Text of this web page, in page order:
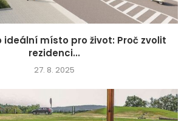
ideální místo pro život: Proč zvolit
rezidenci...
27. 8. 2025